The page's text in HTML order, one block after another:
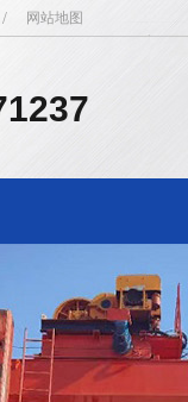
/ 网站地图